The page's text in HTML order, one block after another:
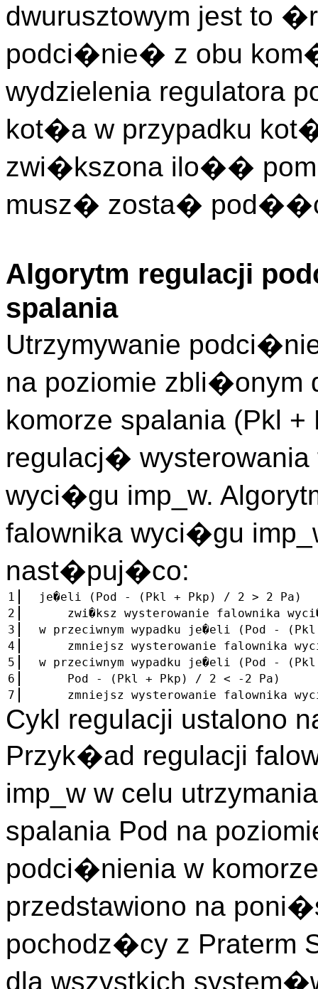
dwurusztowym jest to
podci�nie� z obu
wydzielenia regulatora
kot�a w przypadku
zwi�kszona ilo��
musz� zosta�
Algorytm regulacji
spalania
Utrzymywanie
na poziomie zbli�onym
komorze spalania (Pkl
regulacj� wysterowania
wyci�gu imp_w.
falownika wyci�gu
nast�puj�co:
1
je�eli (Pod - (Pkl + Pkp) / 2 > 2 Pa)
2
zwi�ksz wysterowanie falownika
3
w przeciwnym wypadku je�eli (Pod -
4
zmniejsz wysterowanie falownika
5
w przeciwnym wypadku je�eli (Pod -
6
Pod - (Pkl + Pkp) / 2 < -2 Pa)
7
zmniejsz wysterowanie falownika
Cykl regulacji ustalono
Przyk�ad regulacji
imp_w w celu
spalania Pod na
podci�nienia w
przedstawiono na
pochodz�cy z Praterm
dla wszystkich